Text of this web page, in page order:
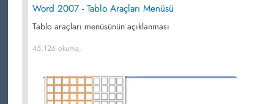
Word 2007 - Tablo Araçları Menüsü
Tablo araçları menüsünün açıklanması
45,126 okuma,